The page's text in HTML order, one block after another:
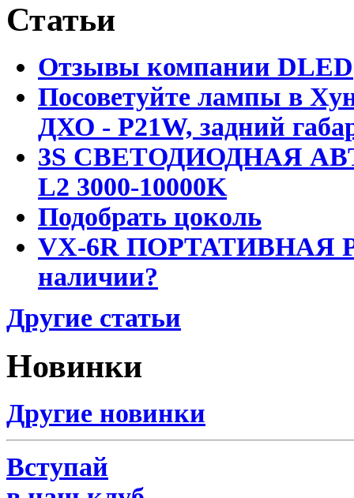
Статьи
Отзывы компании DLED
Посоветуйте лампы в
ДХО - P21W, задний
3S СВЕТОДИОДНАЯ
L2 3000-10000K
Подобрать цоколь
VX-6R ПОРТАТИВНАЯ
наличии?
Другие статьи
Новинки
Другие новинки
Вступай